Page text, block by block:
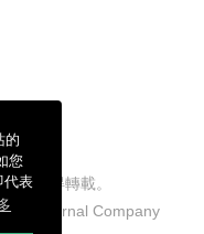
的
您
代表
，不得轉載。
Journal Company